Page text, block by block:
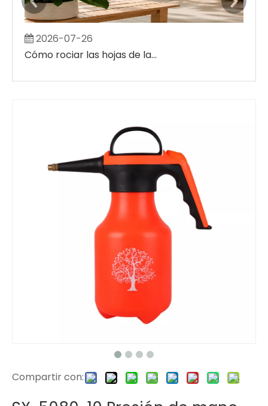
2026-07-26
Cómo rociar las hojas de las plantas sin crear grandes manchas húmedas
Compartir con: